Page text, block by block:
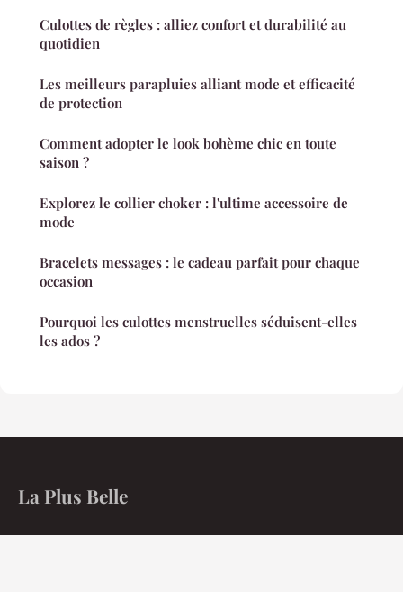
Culottes de règles : alliez confort et durabilité au
quotidien
Les meilleurs parapluies alliant mode et efficacité
de protection
Comment adopter le look bohème chic en toute
saison ?
Explorez le collier choker : l'ultime accessoire de
mode
Bracelets messages : le cadeau parfait pour chaque
occasion
Pourquoi les culottes menstruelles séduisent-elles
les ados ?
La Plus Belle